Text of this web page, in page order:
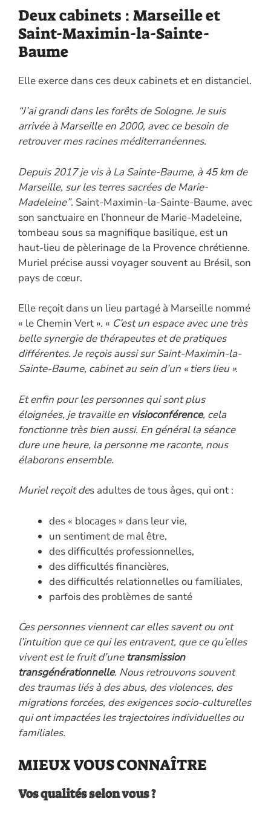
Deux cabinets : Marseille et
Saint-Maximin-la-Sainte-
Baume
Elle exerce dans ces deux cabinets et en distanciel.
“J’ai grandi dans les forêts de Sologne. Je suis
arrivée à Marseille en 2000, avec ce besoin de
retrouver mes racines méditerranéennes.
Depuis 2017 je vis à La Sainte-Baume, à 45 km de
Marseille, sur les terres sacrées de Marie-
Madeleine”. Saint-Maximin-la-Sainte-Baume, avec
son sanctuaire en l’honneur de Marie-Madeleine,
tombeau sous sa magnifique basilique, est un
haut-lieu de pèlerinage de la Provence chrétienne.
Muriel précise aussi voyager souvent au Brésil, son
pays de cœur.
Elle reçoit dans un lieu partagé à Marseille nommé
« le Chemin Vert ». « C’est un espace avec une très
belle synergie de thérapeutes et de pratiques
différentes. Je reçois aussi sur Saint-Maximin-la-
Sainte-Baume, cabinet au sein d’un « tiers lieu ».
Et enfin pour les personnes qui sont plus
éloignées, je travaille en visioconférence, cela
fonctionne très bien aussi. En général la séance
dure une heure, la personne me raconte, nous
élaborons ensemble.
Muriel reçoit des adultes de tous âges, qui ont :
des « blocages » dans leur vie,
un sentiment de mal être,
des difficultés professionnelles,
des difficultés financières,
des difficultés relationnelles ou familiales,
parfois des problèmes de santé
Ces personnes viennent car elles savent ou ont
l’intuition que ce qui les entravent, que ce qu’elles
vivent est le fruit d’une transmission
transgénérationnelle. Nous retrouvons souvent
des traumas liés à des abus, des violences, des
migrations forcées, des exigences socio-culturelles
qui ont impactées les trajectoires individuelles ou
familiales.
MIEUX VOUS CONNAÎTRE
Vos qualités selon vous ?